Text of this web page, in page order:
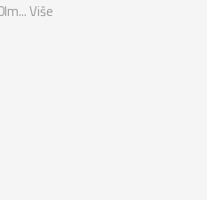
Više